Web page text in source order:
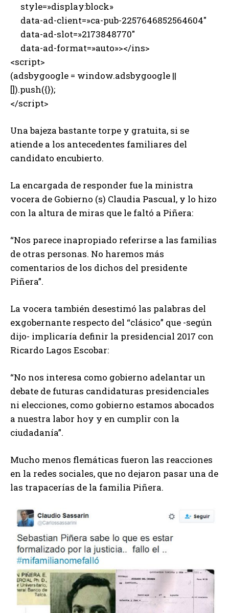
style=»display:block»
data-ad-client=»ca-pub-2257646852564604″
data-ad-slot=»2173848770″
data-ad-format=»auto»></ins>
<script>
(adsbygoogle = window.adsbygoogle ||
[]).push({});
</script>
Una bajeza bastante torpe y gratuita, si se
atiende a los antecedentes familiares del
candidato encubierto.
La encargada de responder fue la ministra
vocera de Gobierno (s) Claudia Pascual, y lo hizo
con la altura de miras que le faltó a Piñera:
“Nos parece inapropiado referirse a las familias
de otras personas. No haremos más
comentarios de los dichos del presidente
Piñera”.
La vocera también desestimó las palabras del
exgobernante respecto del “clásico” que -según
dijo- implicaría definir la presidencial 2017 con
Ricardo Lagos Escobar:
“No nos interesa como gobierno adelantar un
debate de futuras candidaturas presidenciales
ni elecciones, como gobierno estamos abocados
a nuestra labor hoy y en cumplir con la
ciudadanía”.
Mucho menos flemáticas fueron las reacciones
en la redes sociales, que no dejaron pasar una de
las trapacerías de la familia Piñera.